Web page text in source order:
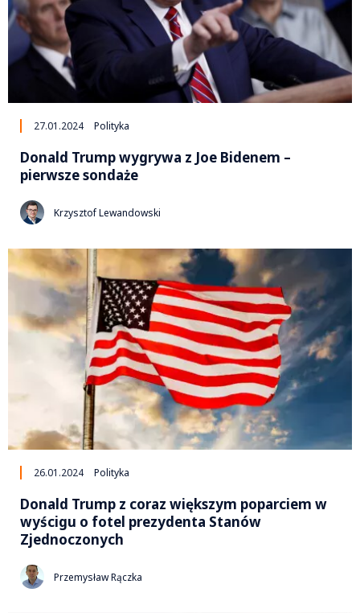
27.01.2024 Polityka
Donald Trump wygrywa z Joe Bidenem –
pierwsze sondaże
Krzysztof Lewandowski
26.01.2024 Polityka
Donald Trump z coraz większym poparciem w
wyścigu o fotel prezydenta Stanów
Zjednoczonych
Przemysław Rączka